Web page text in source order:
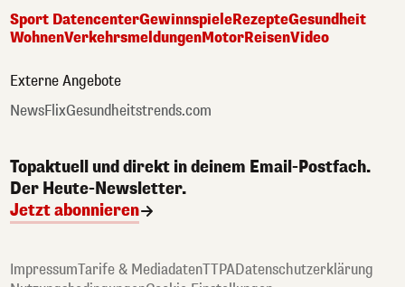
Sport DatencenterGewinnspieleRezepteGesundheit
WohnenVerkehrsmeldungenMotorReisenVideo
Externe Angebote
NewsFlixGesundheitstrends.com
Topaktuell und direkt in deinem Email-Postfach.
Der Heute-Newsletter.
Jetzt abonnieren
ImpressumTarife & MediadatenTTPADatenschutzerklärung